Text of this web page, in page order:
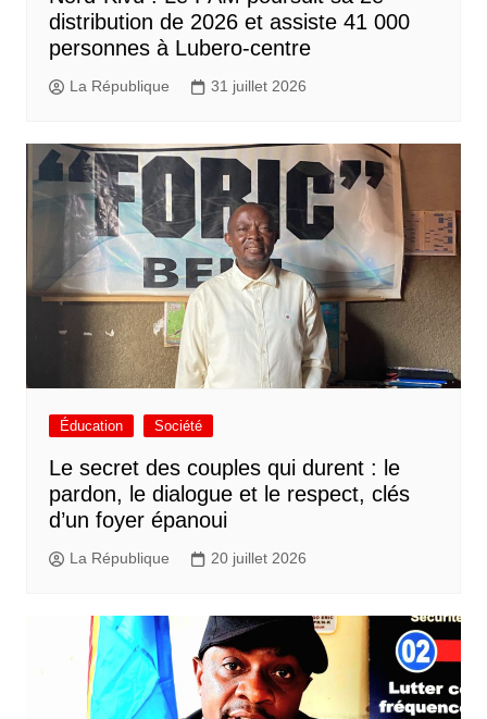
distribution de 2026 et assiste 41 000
personnes à Lubero-centre
La République 31 juillet 2026
Éducation Société
Le secret des couples qui durent : le
pardon, le dialogue et le respect, clés
d’un foyer épanoui
La République 20 juillet 2026